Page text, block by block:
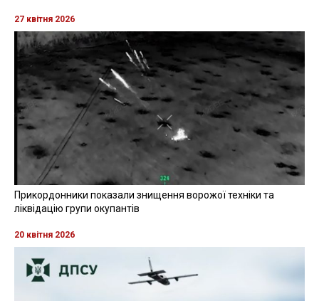
27 квітня 2026
Прикордонники показали знищення ворожої техніки та
ліквідацію групи окупантів
20 квітня 2026